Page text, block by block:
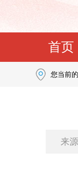
首页
您当前
来